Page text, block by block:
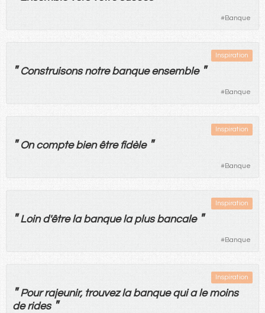
#Banque
Inspiration
" Construisons notre banque ensemble "
#Banque
Inspiration
" On compte bien être fidèle "
#Banque
Inspiration
" Loind'être la banque la plus bancale "
#Banque
Inspiration
" Pour rajeunir, trouvez la banque qui a le moins
de rides "